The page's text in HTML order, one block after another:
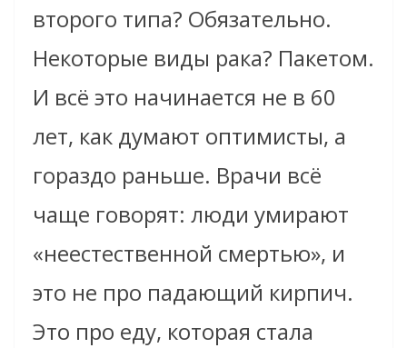
второго типа? Обязательно.
Некоторые виды рака? Пакетом.
И всё это начинается не в 60
лет, как думают оптимисты, а
гораздо раньше. Врачи всё
чаще говорят: люди умирают
«неестественной смертью», и
это не про падающий кирпич.
Это про еду, которая стала